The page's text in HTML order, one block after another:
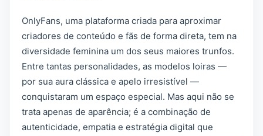
OnlyFans, uma plataforma criada para aproximar
criadores de conteúdo e fãs de forma direta, tem na
diversidade feminina um dos seus maiores trunfos.
Entre tantas personalidades, as modelos loiras —
por sua aura clássica e apelo irresistível —
conquistaram um espaço especial. Mas aqui não se
trata apenas de aparência; é a combinação de
autenticidade, empatia e estratégia digital que